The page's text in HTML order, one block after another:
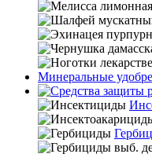
Минеральные